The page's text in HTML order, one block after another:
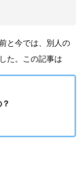
と今では、別人の
た。この記事は